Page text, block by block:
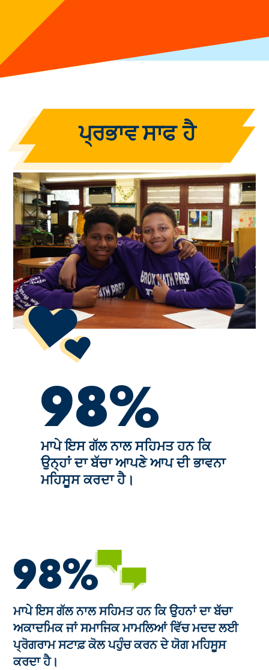
ਪ੍ਰਭਾਵ ਸਾਫ ਹੈ
98%
ਮਾਪੇ ਇਸ ਗੱਲ ਨਾਲ ਸਹਿਮਤ ਹਨ ਕਿ
ਉਨ੍ਹਾਂ ਦਾ ਬੱਚਾ ਆਪਣੇ ਆਪ ਦੀ ਭਾਵਨਾ
ਮਹਿਸੂਸ ਕਰਦਾ ਹੈ।
98%
ਮਾਪੇ ਇਸ ਗੱਲ ਨਾਲ ਸਹਿਮਤ ਹਨ ਕਿ ਉਹਨਾਂ ਦਾ ਬੱਚਾ
ਅਕਾਦਮਿਕ ਜਾਂ ਸਮਾਜਿਕ ਮਾਮਲਿਆਂ ਵਿੱਚ ਮਦਦ ਲਈ
ਪ੍ਰੋਗਰਾਮ ਸਟਾਫ਼ ਕੋਲ ਪਹੁੰਚ ਕਰਨ ਦੇ ਯੋਗ ਮਹਿਸੂਸ
ਕਰਦਾ ਹੈ।